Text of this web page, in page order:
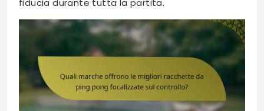
fiducia durante tutta la partita.